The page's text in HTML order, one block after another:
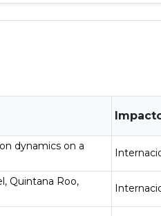
dynamics on a
Quintana Roo,